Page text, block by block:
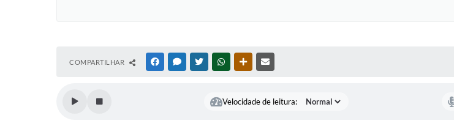
COMPARTILHAR FACEBOOKMESSENGER
TWITTERWHATSAPPOUTRAS MÍDIAS
Velocidade de leitura: